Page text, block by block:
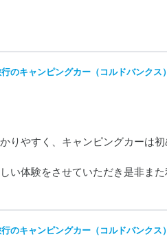
のキャンピングカー（コルドバンクス
りやすく、キャンピングカーは
い体験をさせていただき是非ま
のキャンピングカー（コルドバンクス